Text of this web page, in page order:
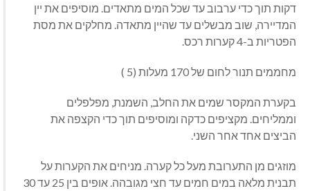
דקות תוך כדי ערבוב עד שכל המים מתאדים. מוסיפים את יין
המדיירה, שוב מבשלים עד שהיין מתאדה. מחלקים את מסת
הפטריות ב-4 קערות רכס.
מחממים תנור לחום של 170 מעלות (5 )
בקערת המקסר שמים את החלב, השמנת, מפלפלים
וממליחים. מקציפים כדקה ומוסיפים תוך כדי הקצפה את
הביצים אחד אחר השני.
מוזגים מן התערובת מעל כל קערה. מניחים את הקערות על
תבנית מלאה במים חמים עד חצי מגובהה. אופים בין 25 עד 30